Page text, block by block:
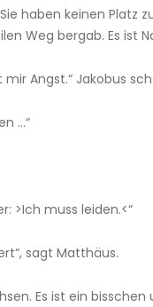
haben keinen Platz
Weg bergab. Es ist
Angst.“ Jakobus
…“
>Ich muss leiden.<“
sagt Matthäus.
Es ist ein